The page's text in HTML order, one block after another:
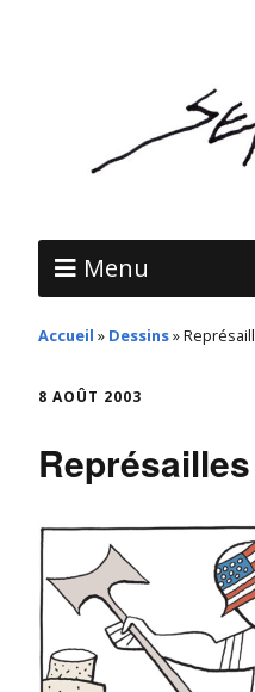
Menu
Accueil » Dessins»
8 AOÛT 2003
Représailles